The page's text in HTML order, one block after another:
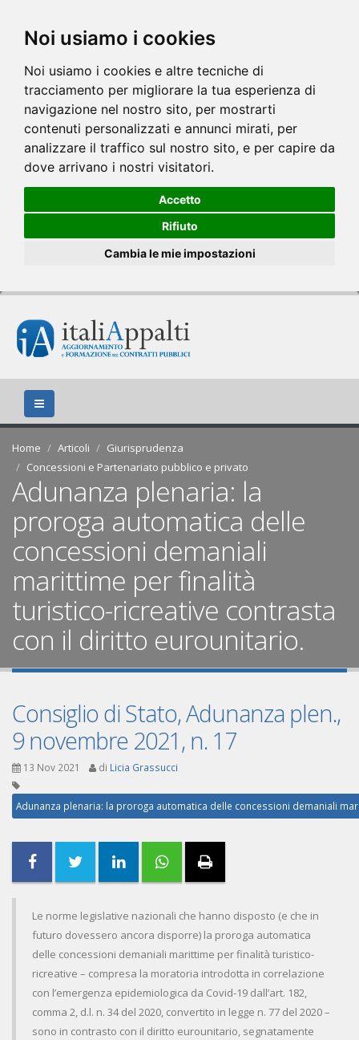
Noi usiamo i cookies
Noi usiamo i cookies e altre tecniche di
tracciamento per migliorare la tua esperienza di
navigazione nel nostro sito, per mostrarti
contenuti personalizzati e annunci mirati, per
analizzare il traffico sul nostro sito, e per capire da
dove arrivano i nostri visitatori.
Accetto
Rifiuto
Cambia le mie impostazioni
Home Articoli
Giurisprudenza
Concessioni e Partenariato pubblico e privato
Adunanza plenaria: la
proroga automatica delle
concessioni demaniali
marittime per finalità
turistico-ricreative contrasta
con il diritto eurounitario.
Consiglio di Stato, Adunanza plen.,
9 novembre 2021, n. 17
13 Nov 2021 di Licia Grassucci
Adunanza plenaria: la proroga automatica delle concessioni demaniali
Le norme legislative nazionali che hanno disposto (e che in
futuro dovessero ancora disporre) la proroga automatica
delle concessioni demaniali marittime per finalità turistico-
ricreative – compresa la moratoria introdotta in correlazione
con l’emergenza epidemiologica da Covid-19 dall’art. 182,
comma 2, d.l. n. 34 del 2020, convertito in legge n. 77 del 2020 –
sono in contrasto con il diritto eurounitario, segnatamente